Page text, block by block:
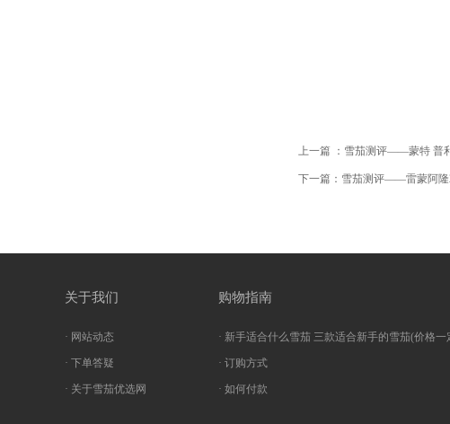
上一篇 ：雪茄测评——蒙特 普
下一篇：雪茄测评——雷蒙阿隆
关于我们
· 网站动态
· 下单答疑
· 关于雪茄优选网
购物指南
· 新手适合什么雪茄 三款适合新手的雪茄(价格
· 订购方式
· 如何付款